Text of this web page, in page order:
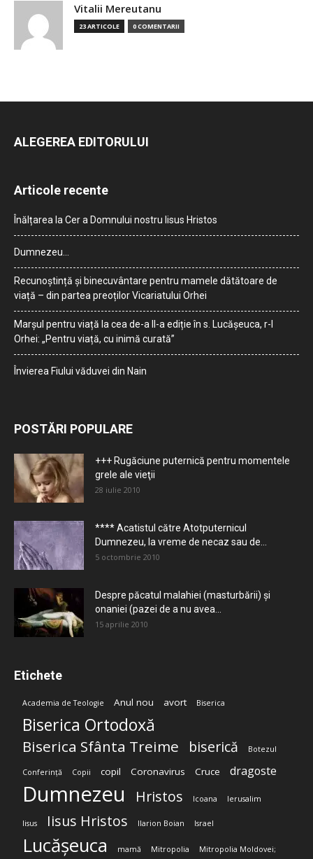
Vitalii Mereutanu
23 ARTICOLE 0 COMENTARII
ALEGEREA EDITORULUI
Articole recente
Înălțarea la Cer a Domnului nostru Iisus Hristos
Dumnezeu…
Recunoștință și binecuvântare pentru mamele dătătoare de
viață – din partea preoților Vicariatului Orhei
Marșul pentru viață la cea de-a II-a ediție în s. Lucășeuca, r-l
Orhei: „Pentru viață, cu inimă curată”
Învierea Fiului văduvei din Nain
POSTĂRI POPULARE
+++ Rugăciune puternică pentru momentele
grele ale vieţii
28 iulie 2010
**** Acatistul către Atotputernicul
Dumnezeu, la vreme de necaz sau de...
5 octombrie 2010
Despre păcatul malahiei (masturbării) şi
onaniei (pazei de a nu avea...
15 aprilie 2010
Etichete
Academia de Teologie Anul nou avort Biserica
Biserica Ortodoxă
Biserica Sfânta Treime biserică Botezul
Conferință Copii copil Coronavirus Cruce dragoste
Dumnezeu Hristos Icoana Ierusalim
Iisus Iisus Hristos Ilarion Boian Israel
Lucășeuca mamă Mitropolia Mitropolia Moldovei;